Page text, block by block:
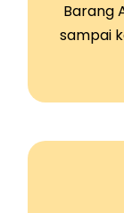
Barang
sampai